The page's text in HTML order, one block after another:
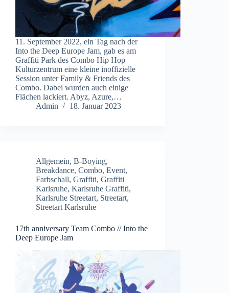
11. September 2022, ein Tag nach der
Into the Deep Europe Jam, gab es am
Graffiti Park des Combo Hip Hop
Kulturzentrum eine kleine inoffizielle
Session unter Family & Friends des
Combo. Dabei wurden auch einige
Flächen lackiert. Abyz, Azure,…
Admin
18. Januar 2023
Allgemein, B-Boying,
Breakdance, Combo, Event,
Farbschall, Graffiti, Graffiti
Karlsruhe, Karlsruhe Graffiti,
Karlsruhe Streetart, Streetart,
Streetart Karlsruhe
17th anniversary Team Combo // Into the
Deep Europe Jam